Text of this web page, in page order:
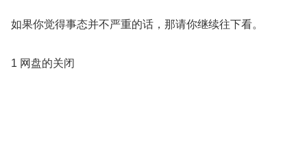
如果你觉得事态并不严重的话，那请你继续往下看。
1 网盘的关闭